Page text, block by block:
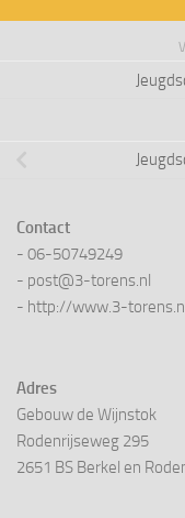
Contact
- 06-50749249
- post@3-torens.nl
- http://www.3-
Adres
Gebouw de Wijnstok
Rodenrijseweg 295
2651 BS Berkel en